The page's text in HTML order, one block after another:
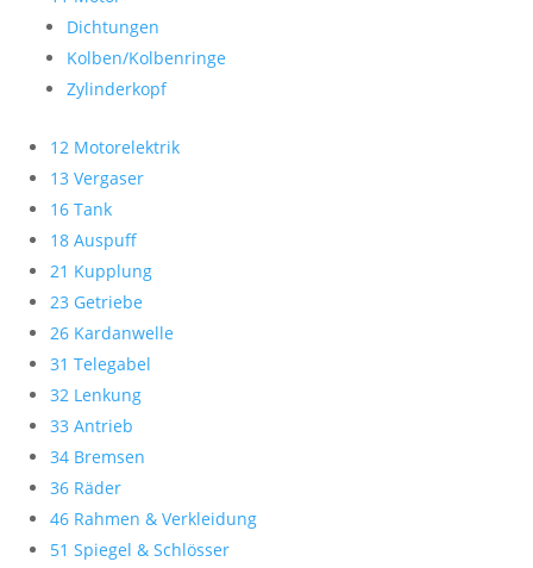
Dichtungen
Kolben/Kolbenringe
Zylinderkopf
12 Motorelektrik
13 Vergaser
16 Tank
18 Auspuff
21 Kupplung
23 Getriebe
26 Kardanwelle
31 Telegabel
32 Lenkung
33 Antrieb
34 Bremsen
36 Räder
46 Rahmen & Verkleidung
51 Spiegel & Schlösser